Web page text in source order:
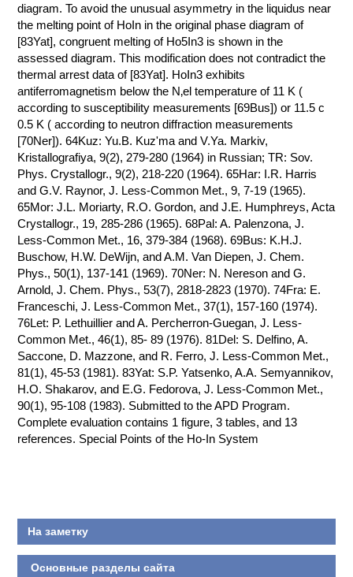
diagram. To avoid the unusual asymmetry in the liquidus near
the melting point of HoIn in the original phase diagram of
[83Yat], congruent melting of Ho5In3 is shown in the
assessed diagram. This modification does not contradict the
thermal arrest data of [83Yat]. HoIn3 exhibits
antiferromagnetism below the N‚el temperature of 11 K (
according to susceptibility measurements [69Bus]) or 11.5 с
0.5 K ( according to neutron diffraction measurements
[70Ner]). 64Kuz: Yu.B. Kuz'ma and V.Ya. Markiv,
Kristallografiya, 9(2), 279-280 (1964) in Russian; TR: Sov.
Phys. Crystallogr., 9(2), 218-220 (1964). 65Har: I.R. Harris
and G.V. Raynor, J. Less-Common Met., 9, 7-19 (1965).
65Mor: J.L. Moriarty, R.O. Gordon, and J.E. Humphreys, Acta
Crystallogr., 19, 285-286 (1965). 68Pal: A. Palenzona, J.
Less-Common Met., 16, 379-384 (1968). 69Bus: K.H.J.
Buschow, H.W. DeWijn, and A.M. Van Diepen, J. Chem.
Phys., 50(1), 137-141 (1969). 70Ner: N. Nereson and G.
Arnold, J. Chem. Phys., 53(7), 2818-2823 (1970). 74Fra: E.
Franceschi, J. Less-Common Met., 37(1), 157-160 (1974).
76Let: P. Lethuillier and A. Percherron-Guegan, J. Less-
Common Met., 46(1), 85- 89 (1976). 81Del: S. Delfino, A.
Saccone, D. Mazzone, and R. Ferro, J. Less-Common Met.,
81(1), 45-53 (1981). 83Yat: S.P. Yatsenko, A.A. Semyannikov,
H.O. Shakarov, and E.G. Fedorova, J. Less-Common Met.,
90(1), 95-108 (1983). Submitted to the APD Program.
Complete evaluation contains 1 figure, 3 tables, and 13
references. Special Points of the Ho-In System
На заметку
Основные разделы сайта